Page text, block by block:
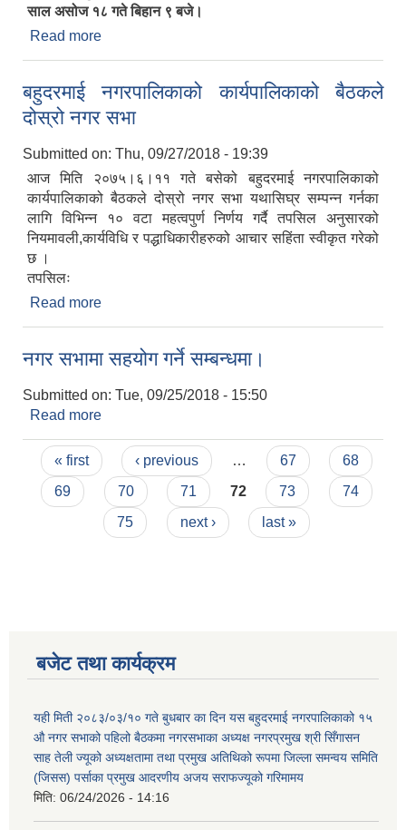
साल असोज १८ गते बिहान ९ बजे।
Read more
बहुदरमाई नगरपालिकाको कार्यपालिकाको बैठकले
दोस्रो नगर सभा
Submitted on: Thu, 09/27/2018 - 19:39
आज मिति २०७५।६।११ गते बसेको बहुदरमाई नगरपालिकाको
कार्यपालिकाको बैठकले दोस्रो नगर सभा यथासिघ्र सम्पन्न गर्नका
लागि विभिन्न १० वटा महत्वपुर्ण निर्णय गर्दै तपसिल अनुसारको
नियमावली,कार्यविधि र पद्धाधिकारीहरुको आचार सहिंता स्वीकृत गरेको
छ ।
तपसिलः
Read more
नगर सभामा सहयोग गर्ने सम्बन्धमा।
Submitted on: Tue, 09/25/2018 - 15:50
Read more
Pages
« first ‹ previous … 67
68
69
70 71 72 73
74
75
next › last »
बजेट तथा कार्यक्रम
यही मिती २०८३/०३/१० गते बुधबार का दिन यस बहुदरमाई नगरपालिकाको १५
औ नगर सभाको पहिलो बैठकमा नगरसभाका अध्यक्ष नगरप्रमुख श्री सिँगासन
साह तेली ज्यूको अध्यक्षतामा तथा प्रमुख अतिथिको रूपमा जिल्ला समन्वय समिति
(जिसस) पर्साका प्रमुख आदरणीय अजय सराफज्यूको गरिमामय
मिति: 06/24/2026 - 14:16